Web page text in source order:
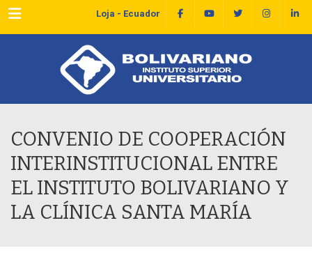
Menu Loja - Ecuador
CONVENIO DE COOPERACIÓN
INTERINSTITUCIONAL ENTRE
EL INSTITUTO BOLIVARIANO Y
LA CLÍNICA SANTA MARÍA